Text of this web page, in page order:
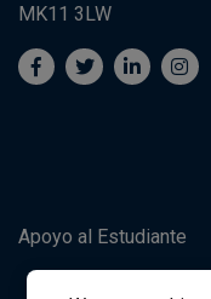
MK11 3LW
Apoyo al Estudiante